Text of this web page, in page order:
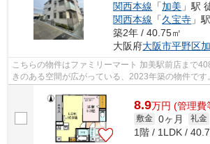
関西本線 「加美 」駅
関西本線 「久宝寺 」
築2年 / 40.75㎡
大阪府大阪市平野区
こちらの物件はファミリーマート 加美駅前店まで
きのある空間が広がっている、2023年築の物件で
8.9万円 (管理費
敷金 0ヶ月 礼金
1階 / 1LDK /